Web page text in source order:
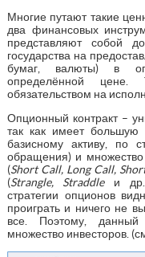
Многие путают такие
два финансовых
представляют собой
государства на
бумаг, валюты) в
определённой цене.
обязательством на
Опционный контракт –
так как имеет большую
базисному активу, по
обращения) и множество
(Short Call, Long Call,
(Strangle, Straddleи др.).
стратегии опционов
проиграть и ничего не
все. Поэтому, данный
множество инвесторов.